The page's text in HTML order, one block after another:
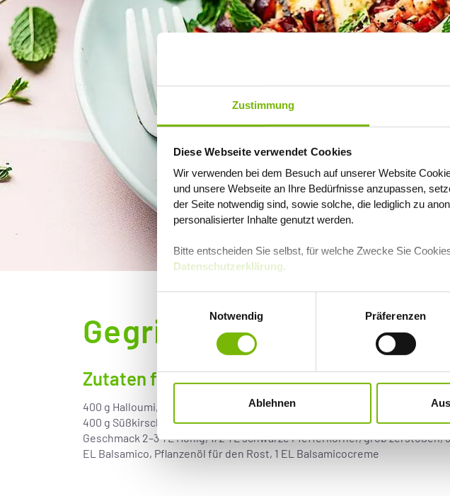
Zustimmung
Diese Webseite verwendet Cookies
Wir verwenden bei dem Besuch auf unserer Website
und unsere Webseite an Ihre Bedürfnisse anzupassen,
der Seite notwendig sind, sowie solche, die lediglich zu
personalisierter Inhalte genutzt werden.
Bitte entscheiden Sie selbst, für welche Zwecke Sie
Datenschutzerklärung.
Notwendig
Präferenzen
Ablehnen
Gegrillter Halloumi-
Zutaten für 4 Portionen:
400 g Halloumi, 6 EL Olivenöl, 3–4 EL Zitronensaft, Salz, Pfeffer aus der
400 g Süßkirschen, 2 Schalotten, 15 g Ingwer, 4–5 Stängel Minze, nach
Geschmack 2–3 TL Honig, 1/2 TL schwarze Pfefferkörner, grob zerstoßen, 3
EL Balsamico, Pflanzenöl für den Rost, 1 EL Balsamicocreme